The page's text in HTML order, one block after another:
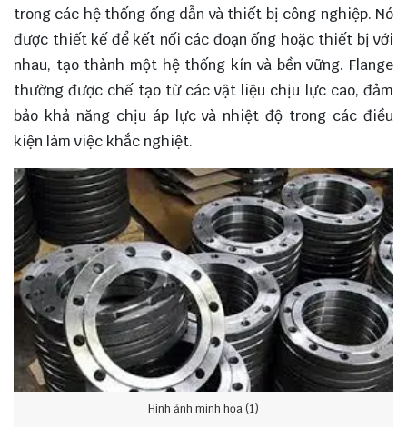
trong các hệ thống ống dẫn và thiết bị công nghiệp. Nó
được thiết kế để kết nối các đoạn ống hoặc thiết bị với
nhau, tạo thành một hệ thống kín và bền vững. Flange
thường được chế tạo từ các vật liệu chịu lực cao, đảm
bảo khả năng chịu áp lực và nhiệt độ trong các điều
kiện làm việc khắc nghiệt.
Hình ảnh minh họa (1)